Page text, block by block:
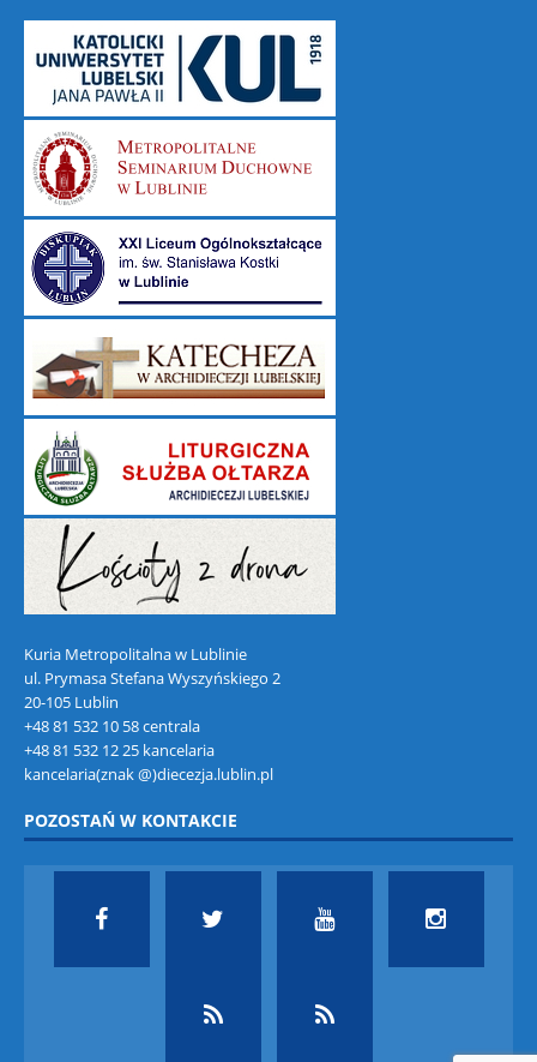
Kuria Metropolitalna w Lublinie
ul. Prymasa Stefana Wyszyńskiego 2
20-105 Lublin
+48 81 532 10 58 centrala
+48 81 532 12 25 kancelaria
kancelaria(znak @)diecezja.lublin.pl
POZOSTAŃ W KONTAKCIE